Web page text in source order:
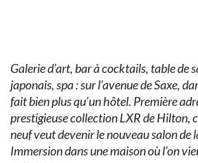
Galerie d’art, bar à cocktails, table de
japonais, spa : sur l’avenue de Saxe,
fait bien plus qu’un hôtel. Première
prestigieuse collection LXR de Hilton,
neuf veut devenir le nouveau salon de
Immersion dans une maison où l’on